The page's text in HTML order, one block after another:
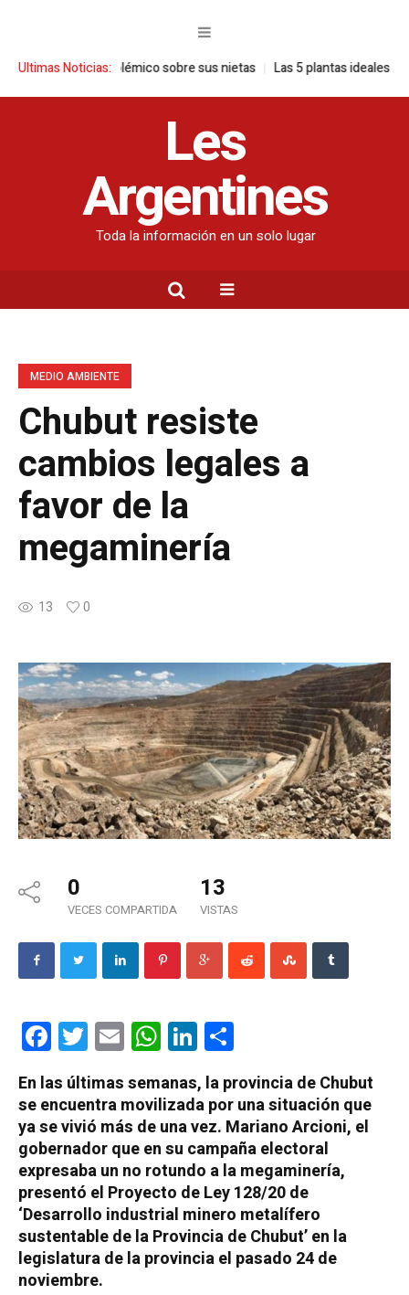
Ultimas Noticias:
polémico sobre sus nietas Las 5 plantas ideales para cada espacio
Les
Argentines
Toda la información en un solo lugar
MEDIO AMBIENTE
Chubut resiste
cambios legales a
favor de la
megaminería
13 0
0
VECES COMPARTIDA
13
VISTAS
FacebookTwitterEmail WhatsAppLinkedIn
En las últimas semanas, la provincia de Chubut
se encuentra movilizada por una situación que
ya se vivió más de una vez. Mariano Arcioni, el
gobernador que en su campaña electoral
expresaba un no rotundo a la megaminería,
presentó el Proyecto de Ley 128/20 de
‘Desarrollo industrial minero metalífero
sustentable de la Provincia de Chubut’ en la
legislatura de la provincia el pasado 24 de
noviembre.